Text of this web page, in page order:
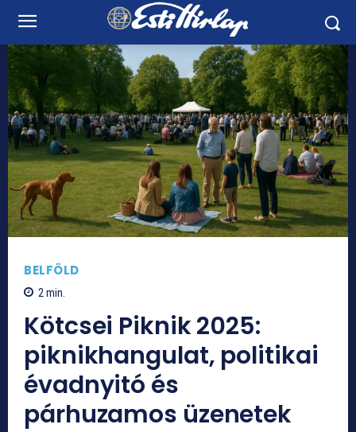
BELFÖLD
2min.
Kötcsei Piknik 2025:
piknikhangulat, politikai
évadnyitó és
párhuzamos üzenetek